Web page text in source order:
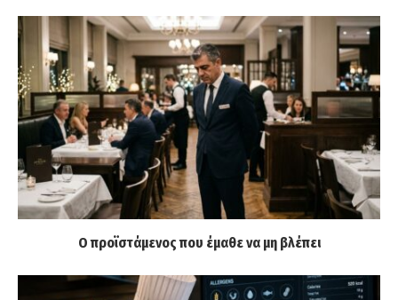
Ο προϊστάμενος που έμαθε να μη βλέπει